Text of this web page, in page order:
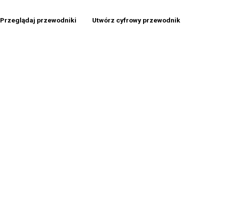
Przeglądaj przewodniki Utwórz cyfrowy przewodnik